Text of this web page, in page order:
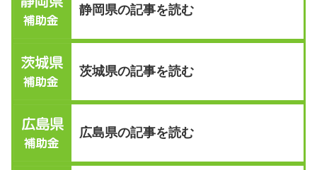
静岡県の記事を読む
茨城県の記事を読む
広島県の記事を読む